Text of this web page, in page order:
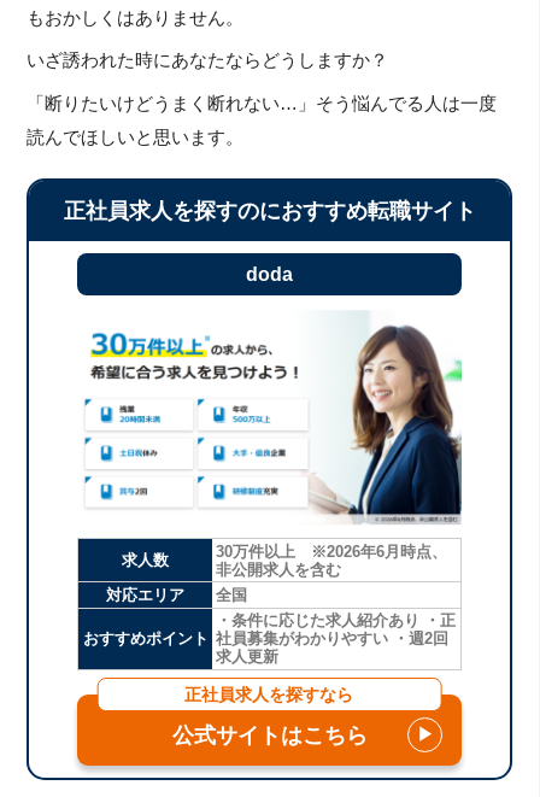
もおかしくはありません。
いざ誘われた時にあなたならどうしますか？
「断りたいけどうまく断れない…」そう悩んでる人は一度
読んでほしいと思います。
正社員求人を探すのにおすすめ転職サイト
doda
求人数
30万件以上 ※2026年6月時点、
非公開求人を含む
対応エリア
全国
おすすめポイント
・条件に応じた求人紹介あり ・正
社員募集がわかりやすい ・週2回
求人更新
正社員求人を探すなら
公式サイトはこちら ▶